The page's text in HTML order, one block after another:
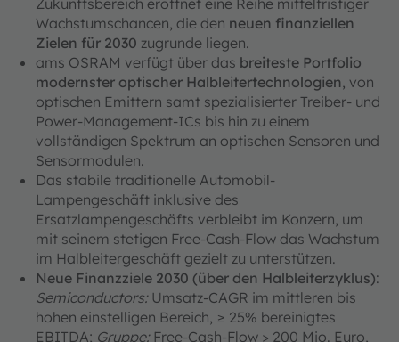
Zukunftsbereich eröffnet eine Reihe mittelfristiger
Wachstumschancen, die den neuen finanziellen
Zielen für 2030 zugrunde liegen.
ams OSRAM verfügt über das breiteste Portfolio
modernster optischer Halbleitertechnologien, von
optischen Emittern samt spezialisierter Treiber- und
Power‑Management‑ICs bis hin zu einem
vollständigen Spektrum an optischen Sensoren und
Sensormodulen.
Das stabile traditionelle Automobil-
Lampengeschäft inklusive des
Ersatzlampengeschäfts verbleibt im Konzern, um
mit seinem stetigen Free-Cash-Flow das Wachstum
im Halbleitergeschäft gezielt zu unterstützen.
Neue Finanzziele 2030 (über den Halbleiterzyklus):
Semiconductors: Umsatz-CAGR im mittleren bis
hohen einstelligen Bereich, ≥ 25% bereinigtes
EBITDA; Gruppe:Free-Cash-Flow > 200 Mio. Euro,